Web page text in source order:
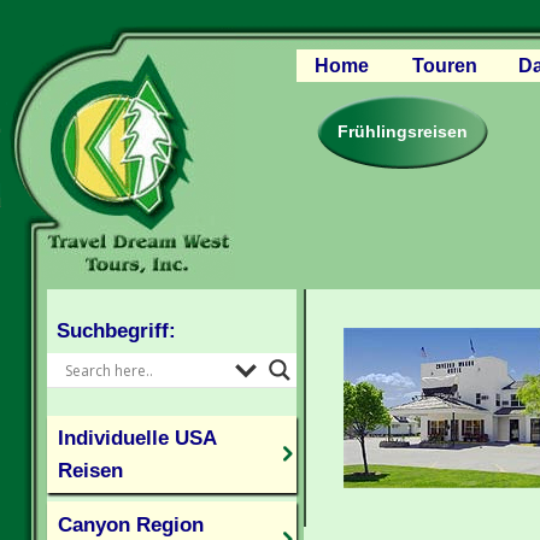
Home
Touren
Canyon Region
Rocky
Pazifischer
Frühlingsreisen
Suchbegriff:
Individuelle USA
Reisen
Canyon Region